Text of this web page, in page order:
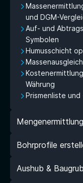
und DGM-
Auf- und
Symbolen
Humusschicht
Währung
Prismenliste und
Bohrprofile
Aushub &